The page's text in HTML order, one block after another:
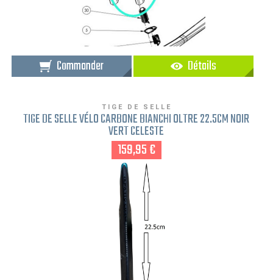
Commander Détails
TIGE DE SELLE
TIGE DE SELLE VÉLO CARBONE BIANCHI OLTRE 22.5CM NOIR
VERT CELESTE
159,95 €